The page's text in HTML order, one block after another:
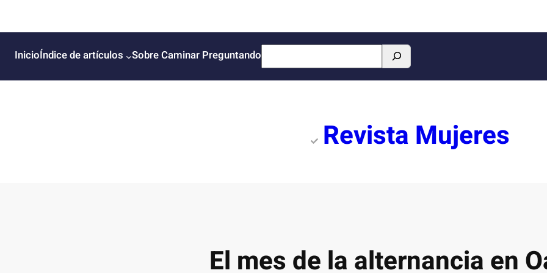
InicioÍndice de artículos Sobre Caminar Preguntando
u
s
Revista Mujeres
El mes de la alternancia en